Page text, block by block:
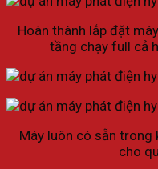
Hoàn thành lắp đặt
tầng chạy full cả
Máy luôn có sẵn trong
cho